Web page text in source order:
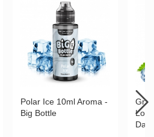
Polar Ice 10ml Aroma -
Big Bottle